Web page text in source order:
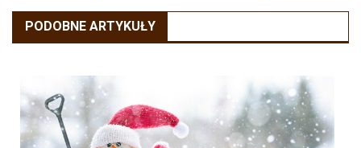
wpisu
PODOBNE ARTYKUŁY